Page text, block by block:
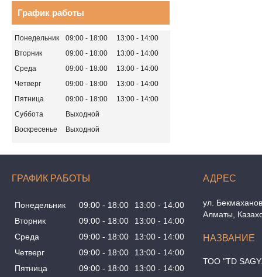
График работы
Понедельник 09:00 18:00 13:00
14:00
Вторник
09:00 18:00 13:00
14:00
Среда
09:00 18:00 13:00
14:00
Четверг
09:00 18:00 13:00
14:00
Пятница
09:00 18:00 13:00
14:00
Суббота
Выходной
Воскресенье
Выходной
ГРАФИК РАБОТЫ
Понедельник 09:00 18:00 13:00
14:00
Вторник
09:00 18:00 13:00
14:00
Среда
09:00 18:00 13:00
14:00
Четверг
09:00 18:00 13:00
14:00
Пятница
09:00 18:00 13:00
14:00
ул.
Алматы,
ТОО "TD